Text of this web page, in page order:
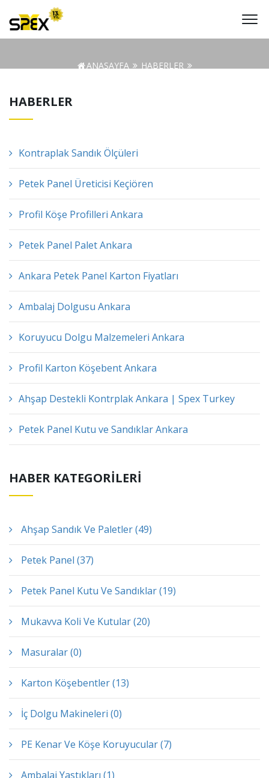
ANASAYFA HABERLER
Güvenli Paketleme Ve Taşıma Hizmetleri Ankara
HABERLER
Kontraplak Sandık Ölçüleri
Petek Panel Üreticisi Keçiören
Profil Köşe Profilleri Ankara
Petek Panel Palet Ankara
Ankara Petek Panel Karton Fiyatları
Ambalaj Dolgusu Ankara
Koruyucu Dolgu Malzemeleri Ankara
Profil Karton Köşebent Ankara
Ahşap Destekli Kontrplak Ankara | Spex Turkey
Petek Panel Kutu ve Sandıklar Ankara
HABER KATEGORİLERİ
Ahşap Sandık Ve Paletler (49)
Petek Panel (37)
Petek Panel Kutu Ve Sandıklar (19)
Mukavva Koli Ve Kutular (20)
Masuralar (0)
Karton Köşebentler (13)
İç Dolgu Makineleri (0)
PE Kenar Ve Köşe Koruyucular (7)
Ambalaj Yastıkları (1)